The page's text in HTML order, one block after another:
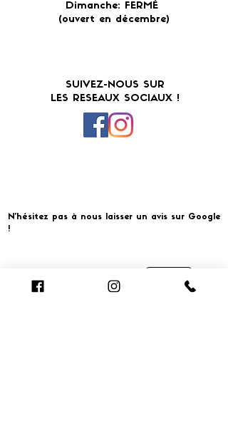
Dimanche: FERMÉ
(ouvert en décembre)
SUIVEZ-NOUS SUR
LES RESEAUX SOCIAUX !
N'hésitez pas à nous laisser un avis sur Google
!
Cliquer pour laisser un avis